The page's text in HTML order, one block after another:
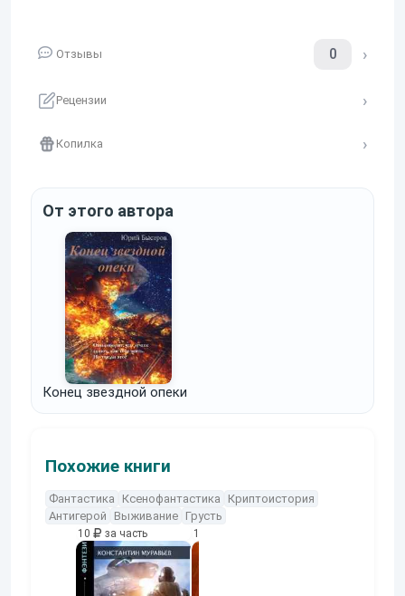
Отзывы 0
Рецензии
Копилка
От этого автора
Конец звездной опеки
Похожие книги
Фантастика Ксенофантастика
Криптоистория
Антигерой
Выживание Грусть
10 за часть 10